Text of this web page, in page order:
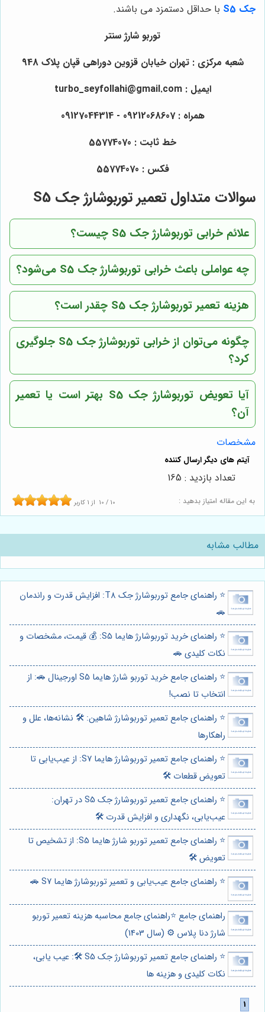
جک S5
با حداقل دستمزد می باشند.
توربو شارژ سنتر
شعبه مرکزی : تهران خیابان قزوین دوراهی قپان پلاک 948
ایمیل : turbo_seyfollahi@gmail.com
همراه :09212068607
- 09127044314
خط ثابت : 55774070
فکس : 55774070
سوالات متداول تعمیر توربوشارژ جک S5
علائم خرابی توربوشارژ جک S5 چیست؟
چه عواملی باعث خرابی توربوشارژ جک S5 می‌شود؟
هزینه تعمیر توربوشارژ جک S5 چقدر است؟
چگونه می‌توان از خرابی توربوشارژ جک S5 جلوگیری
کرد؟
آیا تعویض توربوشارژ جک S5 بهتر است یا تعمیر
آن؟
مشخصات
به این مقاله امتیاز بدهید : 10 / 10 از 1 کاربر
تعداد بازدید : 165
مطالب مشابه
⭐️ راهنمای جامع توربوشارژ جک T8: افزایش قدرت و راندمان
🚗
⭐️ راهنمای خرید توربوشارژ هایما S5: 💰 قیمت، مشخصات و
نکات کلیدی 🚗
⭐️ راهنمای جامع خرید توربو شارژ هایما S5 اورجینال 🚗: از
انتخاب تا نصب!
⭐️ راهنمای جامع تعمیر توربوشارژ شاهین: 🛠️ نشانه‌ها، علل و
راهکارها
⭐️ راهنمای جامع تعمیر توربوشارژ هایما S7: از عیب‌یابی تا
تعویض قطعات 🛠️
⭐️ راهنمای جامع تعمیر توربوشارژ جک S5 در تهران:
عیب‌یابی، نگهداری و افزایش قدرت 🛠️
⭐️ راهنمای جامع تعمیر توربو شارژ هایما S5: از تشخیص تا
تعویض 🛠️
⭐️ راهنمای جامع عیب‌یابی و تعمیر توربوشارژ هایما S7 🚗
راهنمای جامع ⭐️راهنمای جامع محاسبه هزینه تعمیر توربو
شارژ دنا پلاس ⚙️ (سال 1403)
⭐️ راهنمای جامع تعمیر توربوشارژ جک S5 🛠️: عیب یابی،
نکات کلیدی و هزینه ها